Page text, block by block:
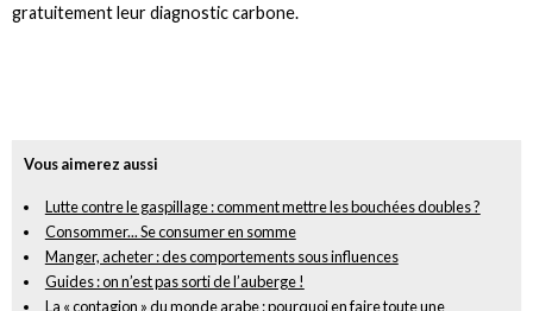
gratuitement leur diagnostic carbone.
Vous aimerez aussi
Lutte contre le gaspillage : comment mettre les bouchées doubles ?
Consommer... Se consumer en somme
Manger, acheter : des comportements sous influences
Guides : on n’est pas sorti de l’auberge !
La « contagion » du monde arabe : pourquoi en faire toute une